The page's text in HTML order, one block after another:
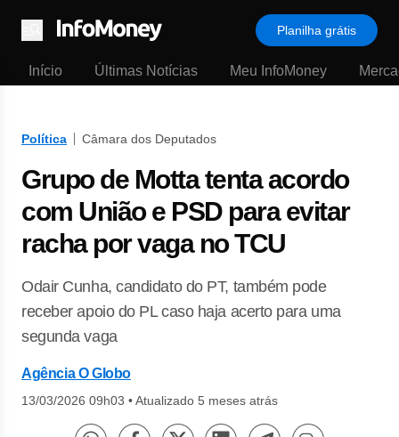
Menu
Planilha grátis
Início Últimas Notícias Meu InfoMoney
Política Câmara dos Deputados
Grupo de Motta tenta acordo
com União e PSD para evitar
racha por vaga no TCU
Odair Cunha, candidato do PT, também pode
receber apoio do PL caso haja acerto para uma
segunda vaga
Agência O Globo
13/03/2026 09h03 •Atualizado 5 meses atrás